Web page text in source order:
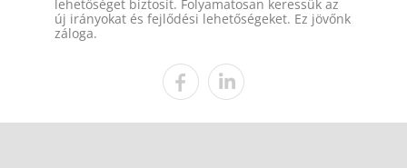
lehetőséget biztosít. Folyamatosan keressük az
új irányokat és fejlődési lehetőségeket. Ez jövőnk
záloga.